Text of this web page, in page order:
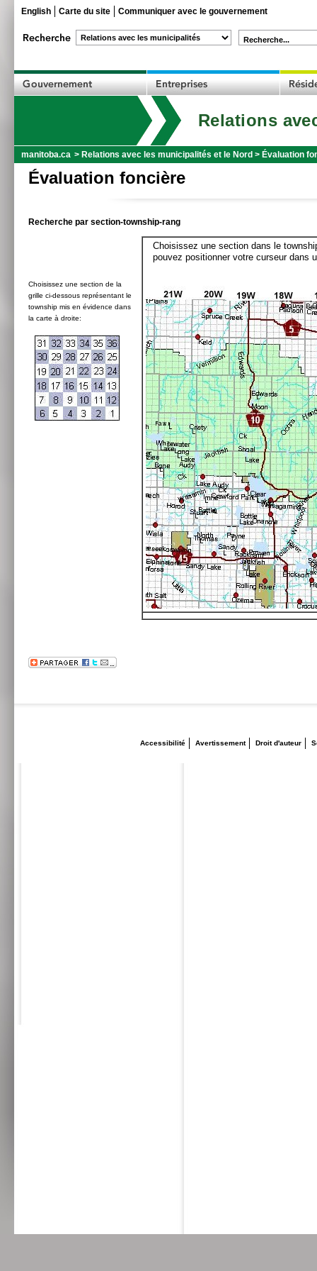
English Carte du site Communiquer avec le gouvernement
Recherche...
Relations
manitoba.ca > Relations avec les municipalités et le Nord > Évaluation
Évaluation foncière
Recherche par section-township-rang
Choisissez une section de la
grille ci-dessous représentant le
township mis en évidence dans
la carte à droite:
Choisissez une section dans le
pouvez positionner votre curseur dans
Accessibilité Avertissement Droit d'auteur